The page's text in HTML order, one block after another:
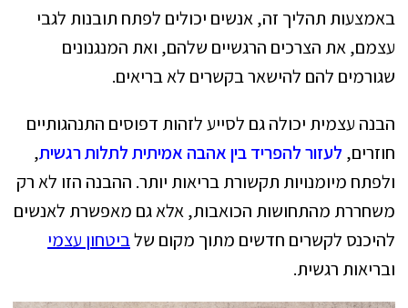
באמצעות תהליך זה, אנשים יכולים לפתח תובנות לגבי
עצמם, את הצרכים הרגשיים שלהם, ואת המנגנונים
שגורמים להם להישאר בקשרים לא בריאים.
הבנה עצמית יכולה גם לסייע לזהות דפוסים התנהגותיים
חוזרים, לעזור להפריד בין אהבה אמיתית לתלות רגשית,
ולפתח מיומנויות תקשורת בריאות יותר. ההבנה הזו לא רק
משחררת מהתחושות הכואבות, אלא גם מאפשרת לאנשים
להיכנס לקשרים חדשים מתוך מקום שלביטחון עצמי
ובריאות רגשית.